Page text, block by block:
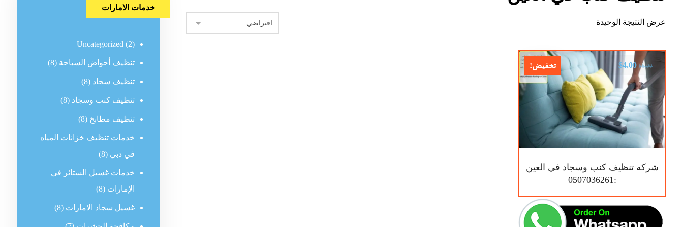
عرض النتيجة الوحيدة
تخفيض!
شركه تنظيف كنب وسجاد في العين
:0507036261
$6.00
$4.00
خدمات الامارات
Uncategorized (2)
تنظيف أحواض السباحة (8)
تنظيف سجاد (8)
تنظيف كنب وسجاد (8)
تنظيف مطابخ (8)
خدمات تنظيف خزانات المياه
في دبي (8)
خدمات غسيل الستائر في
الإمارات (8)
غسيل سجاد الامارات (8)